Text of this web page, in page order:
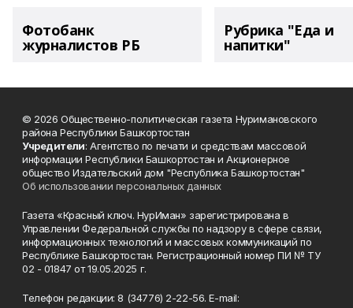
Фотобанк
журналистов РБ
Рубрика "Еда и
напитки"
© 2026 Общественно-политическая газета Нуримановского
района Республики Башкортостан
Учредители: Агентство по печати и средствам массовой
информации Республики Башкортостан и Акционерное
общество Издательский дом "Республика Башкортостан"
Об использовании персональных данных
Газета «Красный ключ. НурИман» зарегистрирована в
Управлении Федеральной службы по надзору в сфере связи,
информационных технологий и массовых коммуникаций по
Республике Башкортостан. Регистрационный номер ПИ № ТУ
02 - 01847 от 19.05.2025 г.
Телефон редакции: 8 (34776) 2-22-56. E-mail: